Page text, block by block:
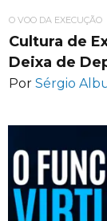
O VOO DA EXECUÇÃO
Cultura de
Deixa de
Por Sérgio